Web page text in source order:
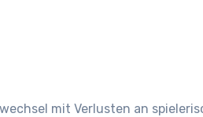
mit Verlusten an